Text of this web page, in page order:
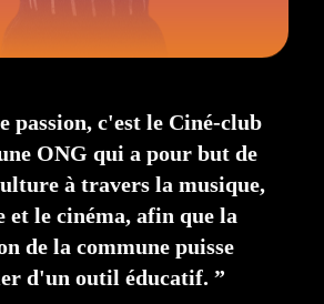
passion, c'est le Ciné-club
ONG qui a pour but de
à travers la musique,
et le cinéma, afin que la
de la commune puisse
d'un outil éducatif. ”